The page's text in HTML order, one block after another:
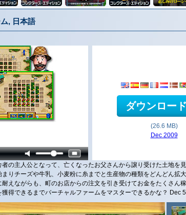
, 日本語
ダウンロード
(26.6 MB)
Dec 2009
の主人公となって、亡くなったお父さんから譲り受けた土地を
りチーズや牛乳、小麦粉に糸までと生産物の種類をどんどん拡
えながらも、町のお店からの注文を引き受けてお金をたくさん
得できるまでバーチャルファームをマスターできるかな？ Dec